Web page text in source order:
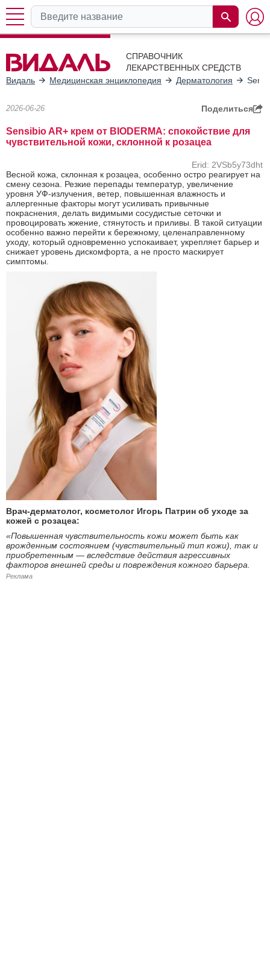
СПРАВОЧНИК
ЛЕКАРСТВЕННЫХ СРЕДСТВ
Видаль
Медицинская энциклопедия Дерматология
2026-06-26 Поделиться
Sensibio AR+ крем от BIODERMA: спокойствие для
чувствительной кожи, склонной к розацеа
Erid: 2VSb5y73dht
Весной кожа, склонная к розацеа, особенно остро реагирует на
смену сезона. Резкие перепады температур, увеличение
уровня УФ-излучения, ветер, повышенная влажность и
аллергенные факторы могут усиливать привычные
покраснения, делать видимыми сосудистые сеточки и
провоцировать жжение, стянутость и приливы. В такой ситуации
особенно важно перейти к бережному, целенаправленному
уходу, который одновременно успокаивает, укрепляет барьер и
снижает уровень дискомфорта, а не просто маскирует
симптомы.
Врач-дерматолог, косметолог Игорь Патрин об уходе за
кожей с розацеа:
«Повышенная чувствительность кожи может быть как
врожденным состоянием (чувствительный тип кожи), так и
приобретенным — вследствие действия агрессивных
факторов внешней среды и повреждения кожного барьера.
Реклама